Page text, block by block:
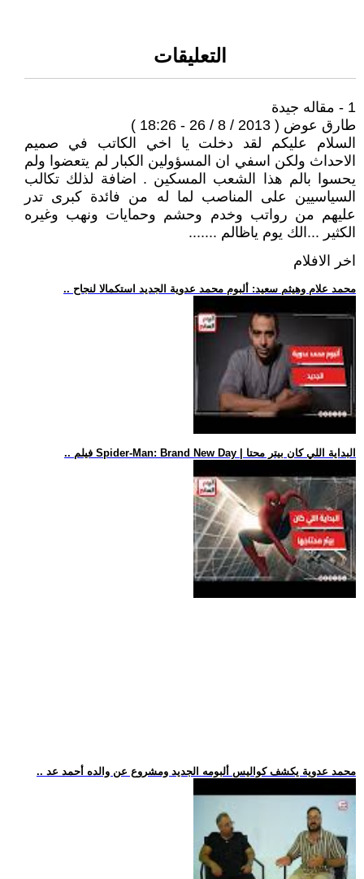
التعليقات
1 - مقاله جيدة
طارق عوض ( 2013 / 8 / 26 - 18:26 )
السلام عليكم لقد دخلت يا اخي الكاتب في صميم
الاحداث ولكن اسفي ان المسؤولين الكبار لم يتعضوا ولم
يحسوا بالم هذا الشعب المسكين . اضافة لذلك تكالب
السياسيين على المناصب لما له من فائدة كبرى تدر
عليهم من رواتب وخدم وحشم وحمايات ونهب وغيره
الكثير ...الك يوم ياظالم .......
اخر الافلام
.. محمد علام وهيثم سعيد: ألبوم محمد عدوية الجديد استكمالا لنجاح
.. فيلم Spider-Man: Brand New Day | البداية اللي كان بيتر محتا
.. محمد عدوية يكشف كواليس ألبومه الجديد ومشروع عن والده أحمد عد